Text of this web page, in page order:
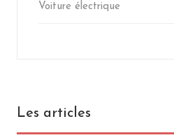
Voiture électrique
Les articles